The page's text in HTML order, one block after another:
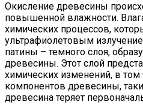
Окисление древесины
повышенной влажности.
химических процессов,
ультрафиолетовым
патины – темного слоя,
древесины. Этот слой
химических изменений, в том
компонентов древесины,
древесина теряет